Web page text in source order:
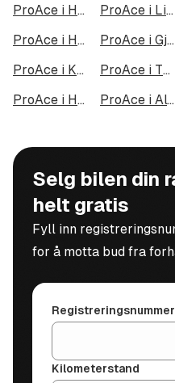
ProAce i Halden
ProAce i Lillehammer
ProAce i Harstad
ProAce i Gjøvik
ProAce i Kristiansund
ProAce i Tromsdalen
ProAce i Haugesund
ProAce i Alta
Selg bilen din
helt gratis
Fyll inn
for å motta bud fra
Registreringsnummer
Kilometerstand